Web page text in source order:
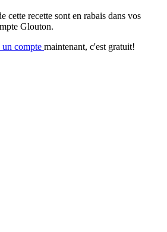
cette recette sont en rabais dans vos
Glouton.
un compte maintenant, c'est gratuit!